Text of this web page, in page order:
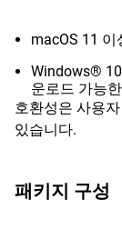
macOS 11 이
Windows®
운로드 가능
호환성은 사용
있습니다.
패키지 구성